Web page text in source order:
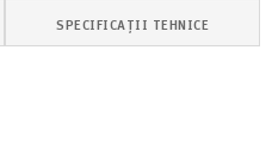
SPECIFICAȚII TEHNICE